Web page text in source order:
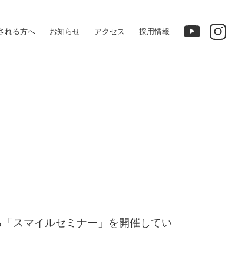
れる方へ お知らせ アクセス 採用情報 HOME
スマイルセミナー」を開催してい